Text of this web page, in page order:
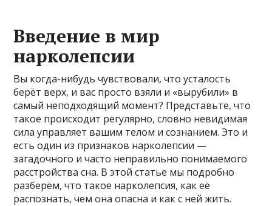
Введение в мир
нарколепсии
Вы когда-нибудь чувствовали, что усталость
берёт верх, и вас просто взяли и «вырубили» в
самый неподходящий момент? Представьте, что
такое происходит регулярно, словно невидимая
сила управляет вашим телом и сознанием. Это и
есть один из признаков нарколепсии —
загадочного и часто неправильно понимаемого
расстройства сна. В этой статье мы подробно
разберём, что такое нарколепсия, как её
распознать, чем она опасна и как с ней жить.